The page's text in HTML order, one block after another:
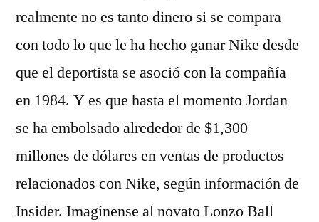
realmente no es tanto dinero si se compara
con todo lo que le ha hecho ganar Nike desde
que el deportista se asoció con la compañía
en 1984. Y es que hasta el momento Jordan
se ha embolsado alrededor de $1,300
millones de dólares en ventas de productos
relacionados con Nike, según información de
Insider. Imagínense al novato Lonzo Ball